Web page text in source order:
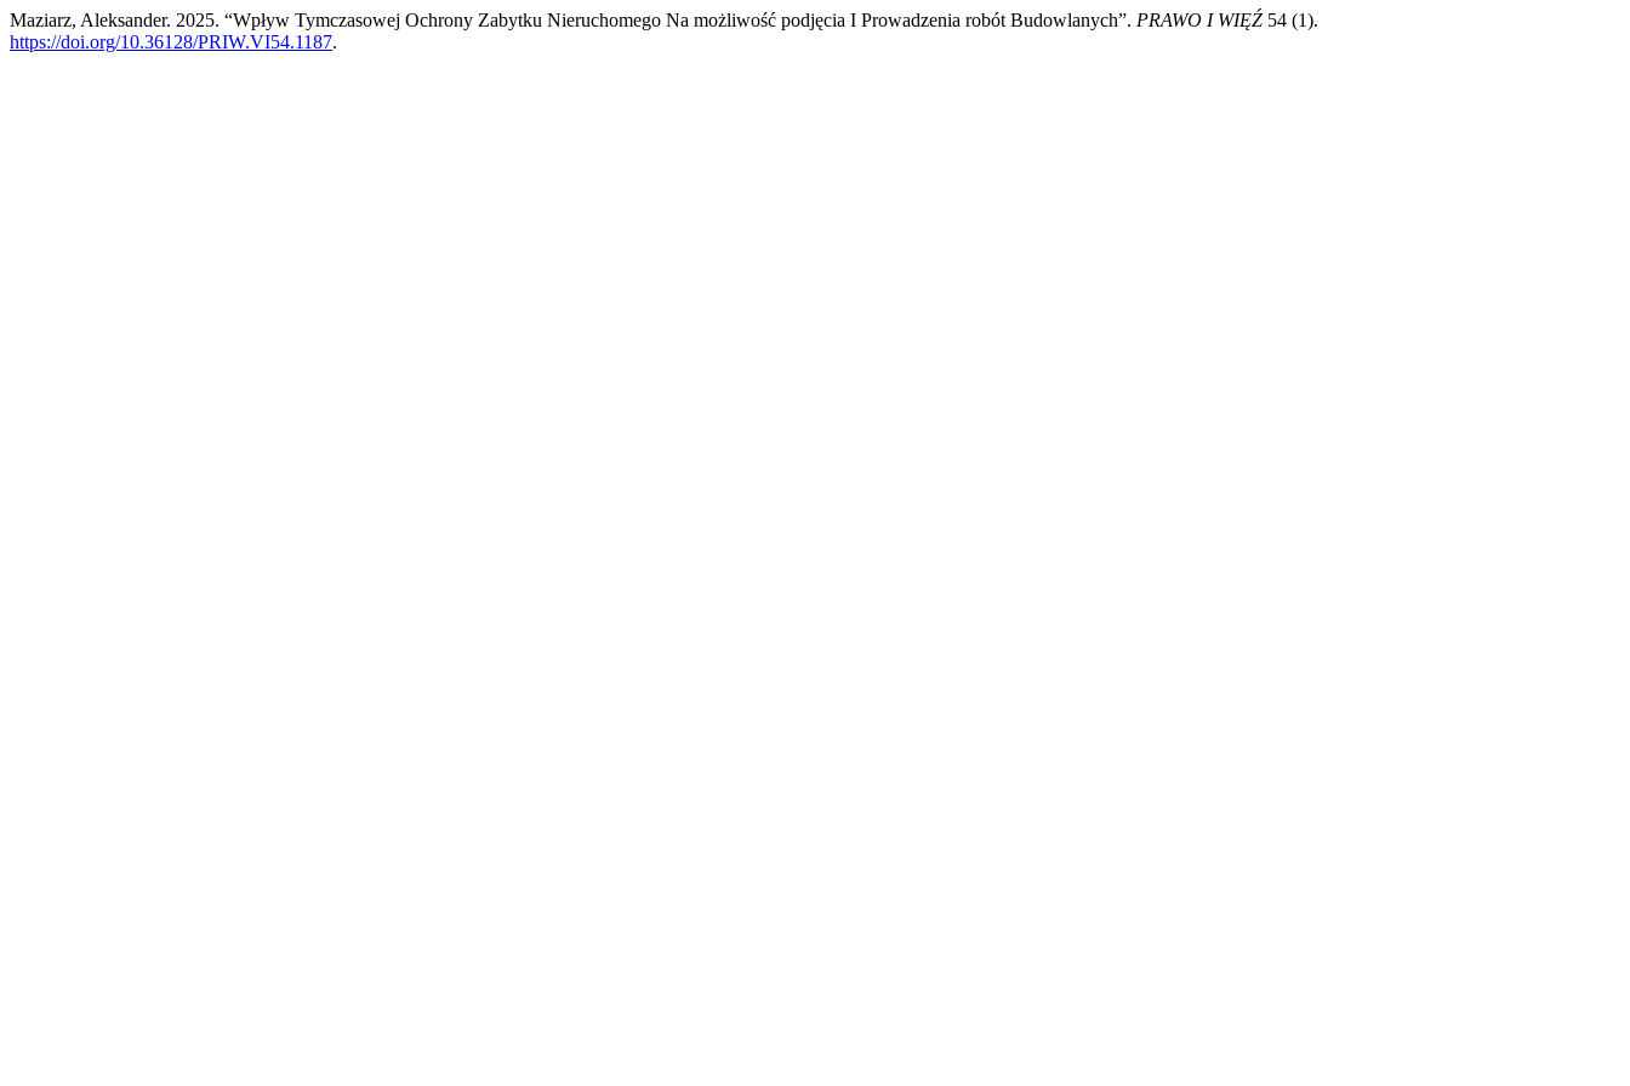
Maziarz, Aleksander. 2025. “Wpływ Tymczasowej Ochrony Zabytku Nieruchomego Na możliwość podjęcia I Prowadzenia robót Budowlanych”. PRAWO I WIĘŹ 54 (1).
https://doi.org/10.36128/PRIW.VI54.1187.